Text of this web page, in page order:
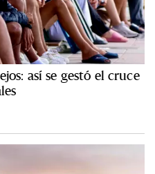
así se gestó el cruce